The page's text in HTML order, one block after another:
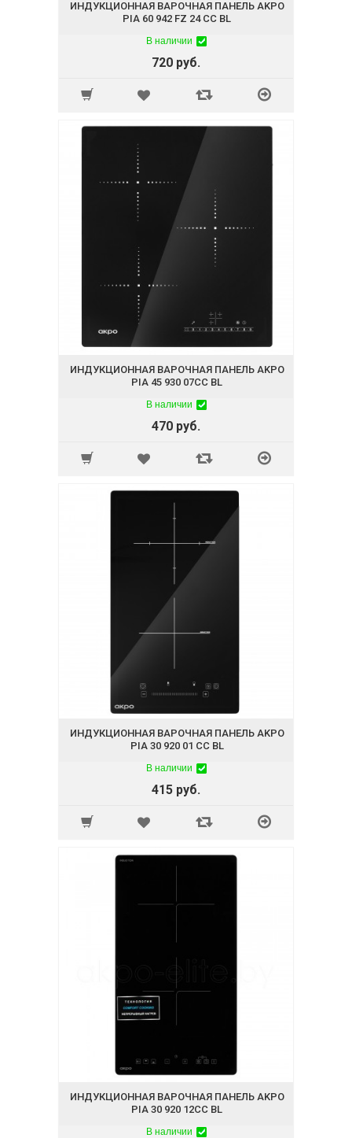
ИНДУКЦИОННАЯ ВАРОЧНАЯ ПАНЕЛЬ AKPO
PIA 60 942 FZ 24 CC BL
В наличии
720 руб.
ИНДУКЦИОННАЯ ВАРОЧНАЯ ПАНЕЛЬ AKPO
PIA 45 930 07CC BL
В наличии
470 руб.
ИНДУКЦИОННАЯ ВАРОЧНАЯ ПАНЕЛЬ AKPO
PIA 30 920 01 CC BL
В наличии
415 руб.
ИНДУКЦИОННАЯ ВАРОЧНАЯ ПАНЕЛЬ AKPO
PIA 30 920 12CC BL
В наличии